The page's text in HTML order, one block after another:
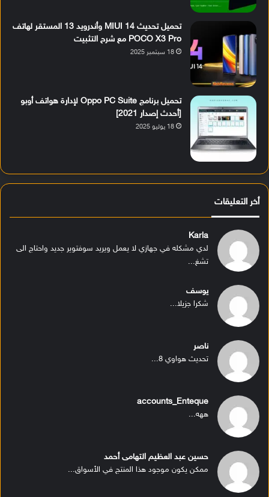
تحميل تحديث MIUI 14 وأندرويد 13 المستقر لهاتف
POCO X3 Pro مع شرح التثبيت
18 سبتمبر 2025
تحميل برنامج Oppo PC Suite لإدارة هواتف أوبو
[أحدث إصدار 2021]
18 يوليو 2025
أخر التعليقات
Karla
لدي مشكله في جهازي لا يعمل ويريد سوفتوير جديد واحتاج الى
تشغ...
يوسف
شكرا جزيلا...
ناصر
تحديث هواوي 8...
accounts_Enteque
ههه...
حسين عبد العظيم التهامى أحمد
ممكن يكون موجود هذا المنتج في الأسواق...